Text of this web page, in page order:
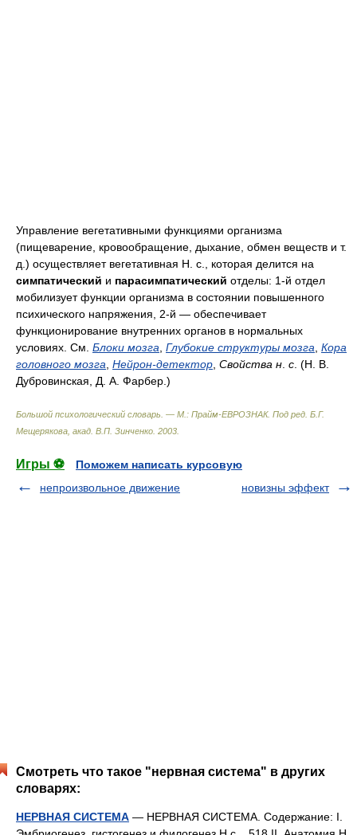
Управление вегетативными функциями организма
(пищеварение, кровообращение, дыхание, обмен веществ и т.
д.) осуществляет вегетативная Н. с., которая делится на
симпатический и парасимпатический отделы: 1-й отдел
мобилизует функции организма в состоянии повышенного
психического напряжения, 2-й — обеспечивает
функционирование внутренних органов в нормальных
условиях. См. Блоки мозга Глубокие структуры мозга Кора
головного мозга Нейрон-детектор Свойства н с . (Н. В.
Дубровинская, Д. А. Фарбер.)
Большой психологический словарь. — М.: Прайм-ЕВРОЗНАК. Под ред. Б.Г.
Мещерякова, акад. В.П. Зинченко 2003
Игры ⚽
Поможем написать курсовую
непроизвольное движение
новизны эффект
Смотреть что такое "нервная система" в других
словарях:
НЕРВНАЯ СИСТЕМА — НЕРВНАЯ СИСТЕМА. Содержание: I.